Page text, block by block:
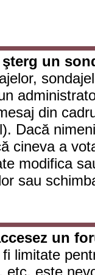
un
din
Dacă
cineva a
modifica
sau
un
limitate
etc. este